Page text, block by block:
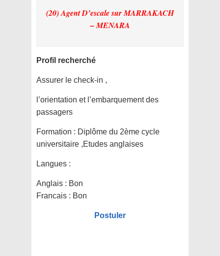
(20) Agent D’escalesur MARRAKACH
– MENARA
Profil recherché
Assurer le check-in ,
l’orientation et l’embarquement des
passagers
Formation : Diplôme du 2ème cycle
universitaire ,Etudes anglaises
Langues :
Anglais : Bon
Francais : Bon
Postuler